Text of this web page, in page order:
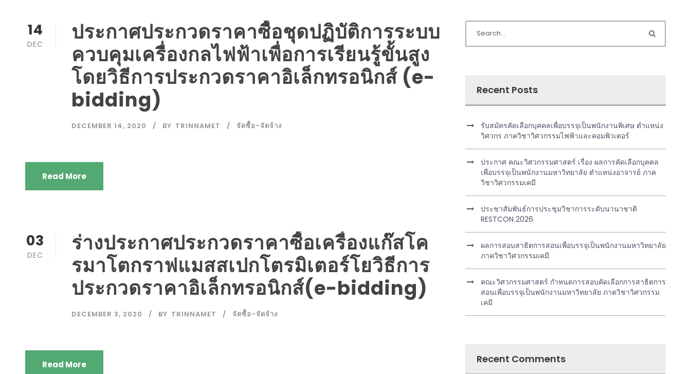
14
DEC
ประกาศประกวดราคาซื้อชุดปฏิบัติการระบบ
ควบคุมเครื่องกลไฟฟ้าเพื่อการเรียนรู้ขั้นสูง
โดยวิธีการประกวดราคาอิเล็กทรอนิกส์ (e-
bidding)
DECEMBER 14, 2020 BY TRINNAMET จัดซื้อ-จัดจ้าง
Read More
03
DEC
ร่างประกาศประกวดราคาซื้อเครื่องแก๊สโค
รมาโตกราฟแมสสเปกโตรมิเตอร์โยวิธีการ
ประกวดราคาอิเล็กทรอนิกส์(e-bidding)
DECEMBER 3, 2020 BY TRINNAMET จัดซื้อ-จัดจ้าง
Read More
Recent Posts
รับสมัครคัดเลือกบุคคลเพื่อบรรจุเป็นพนักงานพิเศษ ตำแหน่ง
วิศวกร ภาควิชาวิศวกรรมไฟฟ้าและคอมพิวเตอร์
ประกาศ คณะวิศวกรรมศาสตร์ เรื่อง ผลการคัดเลือกบุคคล
เพื่อบรรจุเป็นพนักงานมหาวิทยาลัย ตำแหน่งอาจารย์ ภาค
วิชาวิศวกรรมเคมี
ประชาสัมพันธ์การประชุมวิชาการระดับนานาชาติ
RESTCON 2026
ผลการสอบสาธิตการสอนเพื่อบรรจุเป็นพนักงานมหาวิทยาลัย
ภาควิชาวิศวกรรมเคมี
คณะวิศวกรรมศาสตร์ กำหนดการสอบคัดเลือกการสาธิตการ
สอนเพื่อบรรจุเป็นพนักงานมหาวิทยาลัย ภาควิชาวิศวกรรม
เคมี
Recent Comments